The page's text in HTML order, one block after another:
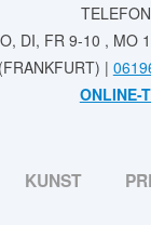
DI, FR 9-10 , MO
(FRANKFURT) |
ONLINE-
KUNST